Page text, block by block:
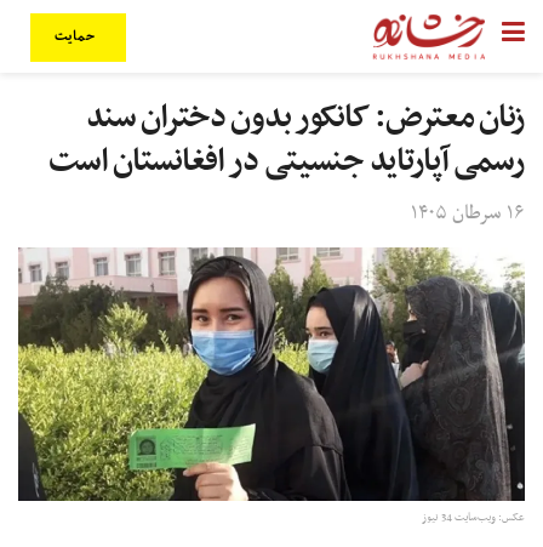
حمایت
زنان معترض: کانکور بدون دختران سند
رسمی آپارتاید جنسیتی در افغانستان است
۱۶ سرطان ۱۴۰۵
عکس: ویب‌سایت 34 نیوز